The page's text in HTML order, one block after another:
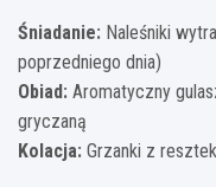
Śniadanie: Naleśniki
poprzedniego dnia)
Obiad: Aromatyczny
gryczaną
Kolacja: Grzanki z